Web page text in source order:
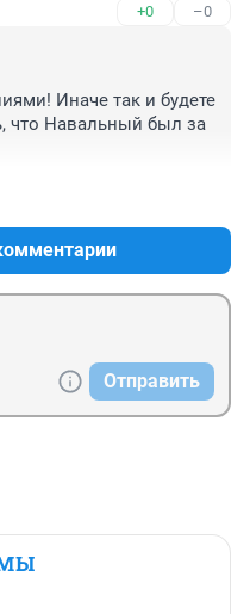
+0 –0
Иначе так и будете
что Навальный был за
Отправить